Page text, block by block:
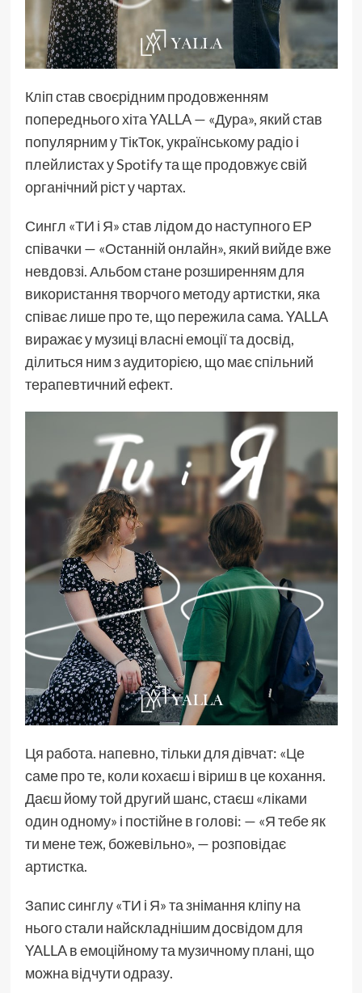
Кліп став своєрідним продовженням
попереднього хіта YALLA — «Дура», який став
популярним у ТікТок, українському радіо і
плейлистах у Spotify та ще продовжує свій
органічний ріст у чартах.
Сингл «ТИ і Я» став лідом до наступного ЕР
співачки — «Останній онлайн», який вийде вже
невдовзі. Альбом стане розширенням для
використання творчого методу артистки, яка
співає лише про те, що пережила сама. YALLA
виражає у музиці власні емоції та досвід,
ділиться ним з аудиторією, що має спільний
терапевтичний ефект.
Ця работа. напевно, тільки для дівчат: «Це
саме про те, коли кохаєш і віриш в це кохання.
Даєш йому той другий шанс, стаєш «ліками
один одному» і постійне в голові: — «Я тебе як
ти мене теж, божевільно», — розповідає
артистка.
Запис синглу «ТИ і Я» та знімання кліпу на
нього стали найскладнішим досвідом для
YALLA в емоційному та музичному плані, що
можна відчути одразу.